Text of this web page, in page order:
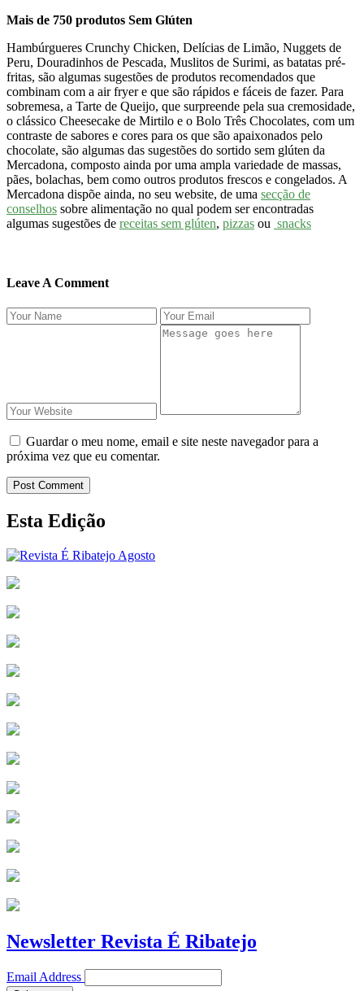
Mais de 750 produtos Sem Glúten
Hambúrgueres Crunchy Chicken, Delícias de Limão, Nuggets de
Peru, Douradinhos de Pescada, Muslitos de Surimi, as batatas pré-
fritas, são algumas sugestões de produtos recomendados que
combinam com a air fryer e que são rápidos e fáceis de fazer. Para
sobremesa, a Tarte de Queijo, que surpreende pela sua cremosidade,
o clássico Cheesecake de Mirtilo e o Bolo Três Chocolates, com um
contraste de sabores e cores para os que são apaixonados pelo
chocolate, são algumas das sugestões do sortido sem glúten da
Mercadona, composto ainda por uma ampla variedade de massas,
pães, bolachas, bem como outros produtos frescos e congelados. A
Mercadona dispõe ainda, no seu website, de uma secção de
conselhos sobre alimentação no qual podem ser encontradas
algumas sugestões de receitas sem glúten, pizzas ou snacks
Leave A Comment
Guardar o meu nome, email e site neste navegador para a
próxima vez que eu comentar.
Post Comment
Esta Edição
Newsletter Revista É Ribatejo
Email Address